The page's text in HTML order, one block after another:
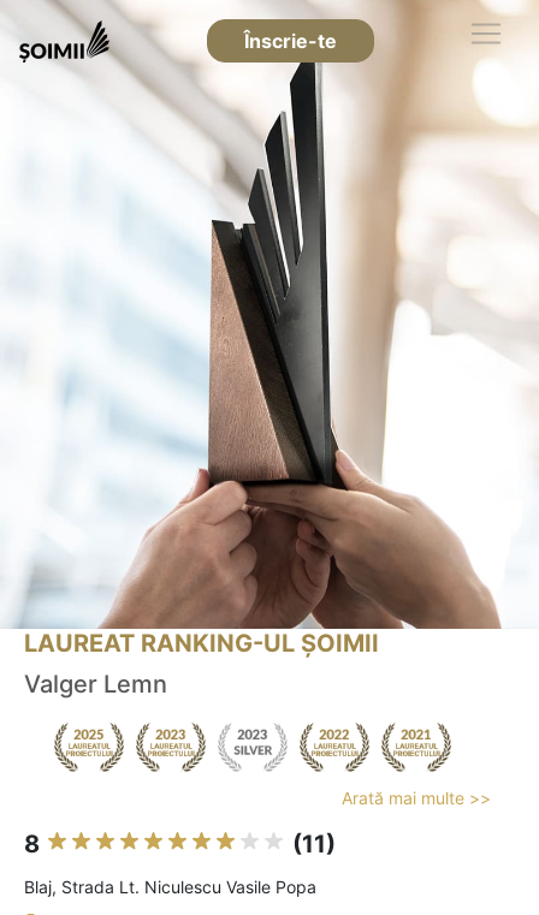
Înscrie-te
LAUREAT RANKING-UL ȘOIMII
Valger Lemn
Arată mai multe >>
8 (11)
Blaj, Strada Lt. Niculescu Vasile Popa